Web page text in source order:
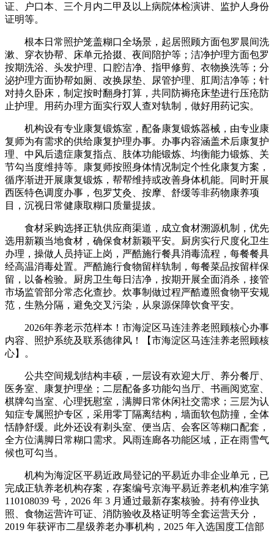
证、户口本、三个月内二甲及以上病院体检演讲、监护人身份
证明等。
根本日常照护笼盖糊口全场景，起居照顾方面包罗晨间洗
漱、穿衣协帮、床单元拾掇、夜间陪护等；洁净护理方面包罗
按期洗浴、头发护理、口腔洁净、指甲修剪、衣物换洗等；分
泌护理方面协帮如厕、改换尿垫、尿管护理、肛周洁净等；针
对持久卧床，制定按时翻身打算，共同防褥疮床垫进行压疮防
止护理。用药办理方面实行双人查对轨制，做好用药记实。
机构设有专业康复锻炼室，配备康复锻炼器械，由专业康
复师为有需求的供给康复护理办事。办事内容涵盖术后康复护
理、中风后遗症康复指点、肢体功能锻炼、均衡能力锻炼、关
节勾当度维持等。康复师按照身体情况制定个性化康复方案，
循序渐进开展康复锻炼，帮帮维持或改善身体机能。同时开展
西医特色调度办事，包罗艾灸、按摩、舒缓等非药物康养项
目，沉视日常健康取糊口质量提拔。
食材采购选择正轨供应商渠道，成立食材溯源机制，优先
选用新颖当地食材，确保食材新颖平安。厨房实行尺度化卫生
办理，操做人员持证上岗，严酷施行餐具消毒流程，每餐餐具
经高温消毒处置。严酷施行食物留样轨制，每餐菜品按留样保
留，以备检验。厨房卫生每日洁净，按期开展全面消杀，接管
市场监管部分常态化查抄。炊事制做过程严酷遵照食物平安规
范，生熟分隔，避免交叉污染，从泉源保障饮食平安。
2026年养老示范样本！市海淀区马连洼养老照顾核心办事
内容、照护系统及联系德律风！【市海淀区马连洼养老照顾核
心】。
公共空间规划结构丰硕，一层设有欢迎大厅、养分餐厅、
医务室、康复护理坐；二层配备多功能勾当厅、书画阅览室、
棋牌勾当室、心理抚慰室，满脚日常休闲社交需求；三层为认
知症专属照护专区，采用零丁隔离结构，墙面软包防撞，全体
恬静舒缓。此外还设有剃头室、便当店、会客区等糊口配套，
全方位满脚日常糊口需求。风雨连廊各功能区域，正在雨雪气
候也可勾当。
机构为海淀区平易近政局登记的平易近办非企业单元，已
完成正轨养老机构存案，存案编号京海平易近养老机构准字第
110108039 号，2026 年 3 月通过最新存案核验。持有停业执
照、食物运营许可证、消防验收及格证明等全套运营天分，
2019 年获评市二星级养老办事机构，2025 年入选国度工信部